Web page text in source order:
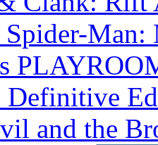
Man:
and the